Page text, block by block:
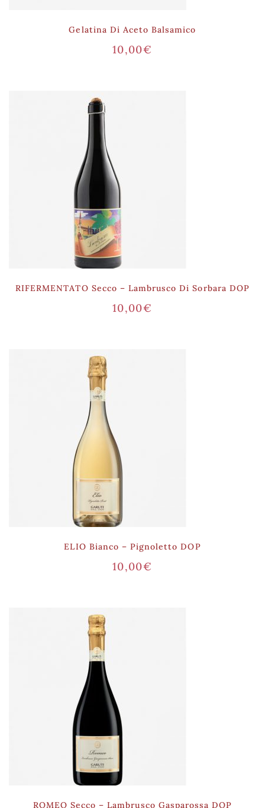
Gelatina Di Aceto Balsamico
10,00€
RIFERMENTATO Secco – Lambrusco Di Sorbara DOP
10,00€
ELIO Bianco – Pignoletto DOP
10,00€
ROMEO Secco – Lambrusco Gasparossa DOP